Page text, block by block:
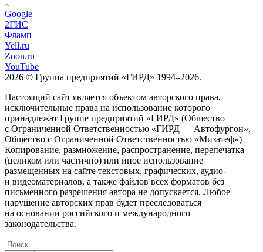
Google
2ГИС
Фламп
Yell.ru
Zoon.ru
YouTube
2026 © Группа предприятий «ГИРД» 1994–2026.
Настоящий сайт является объектом авторского права,
исключительные права на использование которого
принадлежат Группе предприятий «ГИРД» (Общество
с Ограниченной Ответственностью «ГИРД — Автофургон»,
Общество с Ограниченной Ответственностью «Мизатеф»)
Копирование, размножение, распространение, перепечатка
(целиком или частично) или иное использование
размещенных на сайте текстовых, графических, аудио-
и видеоматериалов, а также файлов всех форматов без
письменного разрешения автора не допускается. Любое
нарушение авторских прав будет преследоваться
на основании российского и международного
законодательства.